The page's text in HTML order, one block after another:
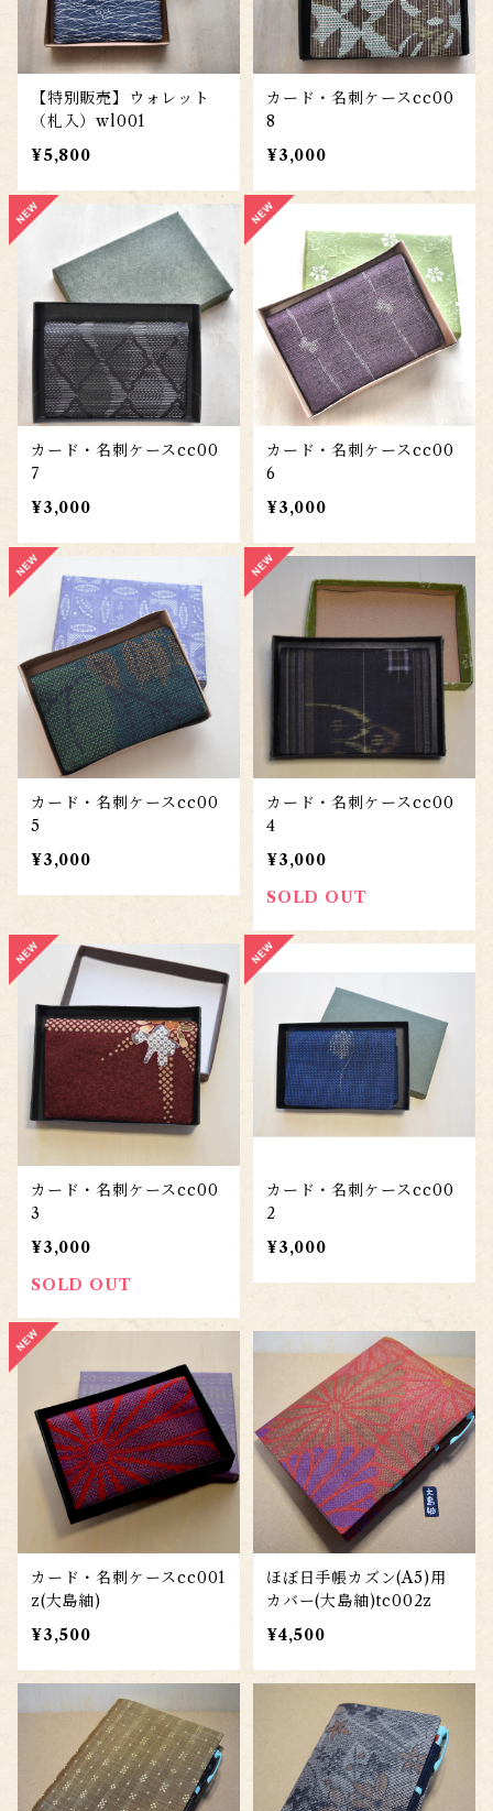
【特別販売】ウォレット
（札入）wl001
¥5,800
カード・名刺ケースcc00
8
¥3,000
カード・名刺ケースcc00
7
¥3,000
カード・名刺ケースcc00
6
¥3,000
カード・名刺ケースcc00
5
¥3,000
カード・名刺ケースcc00
4
¥3,000
SOLD OUT
カード・名刺ケースcc00
3
¥3,000
SOLD OUT
カード・名刺ケースcc00
2
¥3,000
カード・名刺ケースcc001
z(大島紬)
¥3,500
ほぼ日手帳カズン(A5)用
カバー(大島紬)tc002z
¥4,500